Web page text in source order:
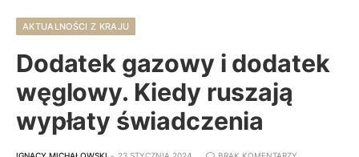
AKTUALNOŚCI Z KRAJU
Dodatek gazowy i dodatek
węglowy. Kiedy ruszają
wypłaty świadczenia